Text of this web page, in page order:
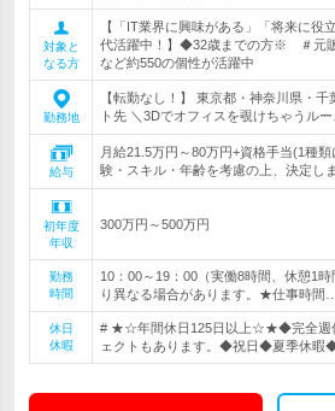
対象と
なる方
【「IT業界に興味がある」「将来に
代活躍中！】◆32歳までの方※ ＃元
など約550の個性が活躍中
勤務地
【転勤なし！】 東京都・神奈川県・
ト先 ＼3Dでオフィスを覗けちゃうルー
給与
月給21.5万円～80万円+資格手当(1種
験・スキル・年齢を考慮の上、決定し
初年度
年収
300万円～500万円
勤務
時間
10：00～19：00（実働8時間、休憩1
り異なる場合があります。★仕事時間…
休日
休暇
# ★☆年間休日125日以上☆★◆完全週
ェクトもあります。◆祝日◆夏季休暇